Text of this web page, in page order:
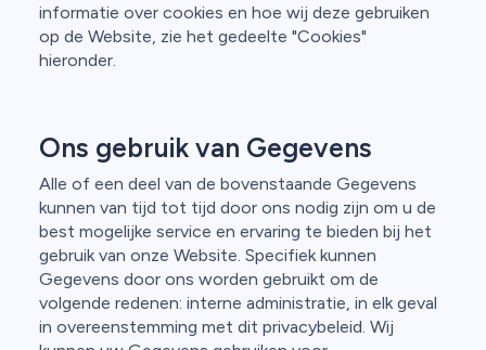
informatie over cookies en hoe wij deze gebruiken
op de Website, zie het gedeelte "Cookies"
hieronder.
Ons gebruik van Gegevens
Alle of een deel van de bovenstaande Gegevens
kunnen van tijd tot tijd door ons nodig zijn om u de
best mogelijke service en ervaring te bieden bij het
gebruik van onze Website. Specifiek kunnen
Gegevens door ons worden gebruikt om de
volgende redenen: interne administratie, in elk geval
in overeenstemming met dit privacybeleid. Wij